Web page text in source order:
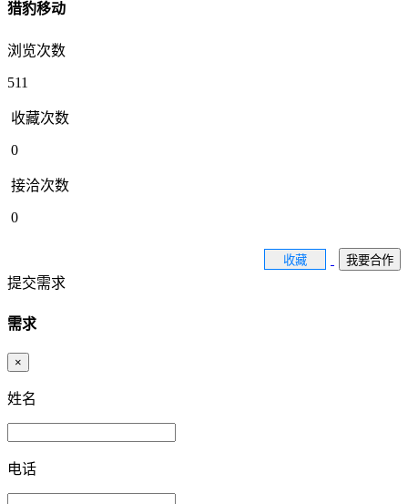
猎豹移动
浏览次数
511
收藏次数
0
接洽次数
0
收藏 我要合作
提交需求
需求
×
姓名
电话